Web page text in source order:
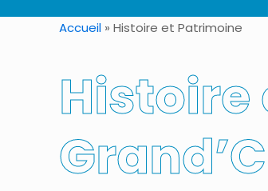
Accueil »Histoire et Patrimoine
Histoire